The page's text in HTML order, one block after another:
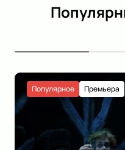
Популярное Премьера